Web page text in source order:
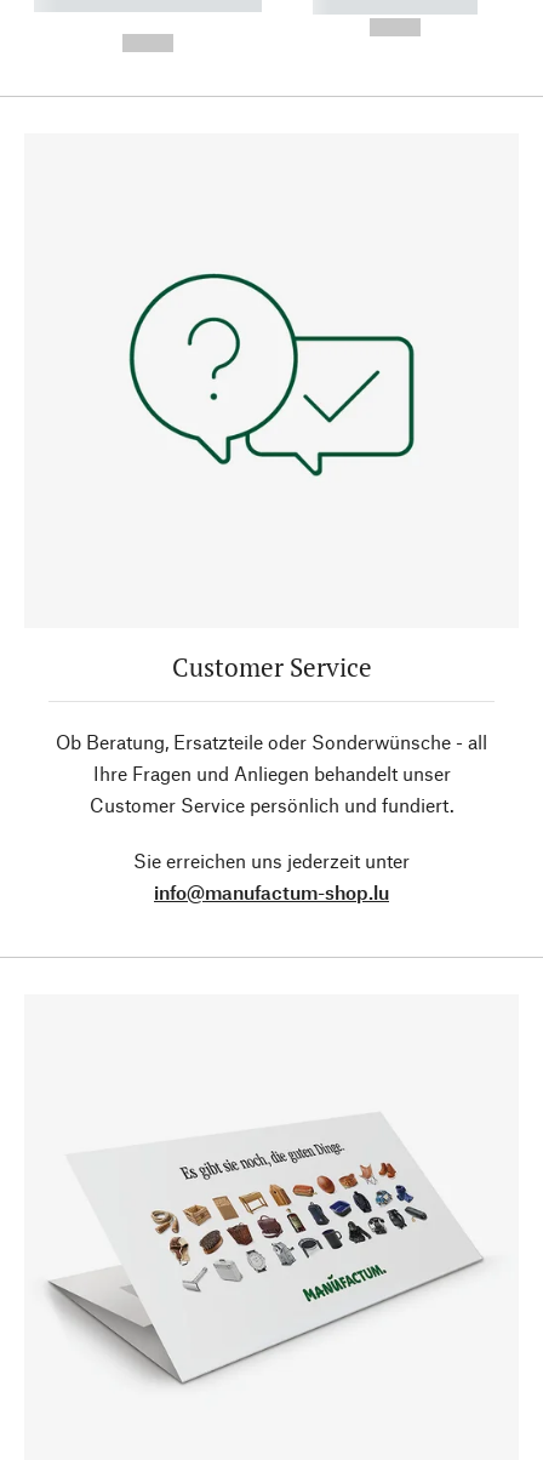
----------- -----------
Customer Service
Ob Beratung, Ersatzteile oder Sonderwünsche - all
Ihre Fragen und Anliegen behandelt unser
Customer Service persönlich und fundiert.
Sie erreichen uns jederzeit unter
info@manufactum-shop.lu